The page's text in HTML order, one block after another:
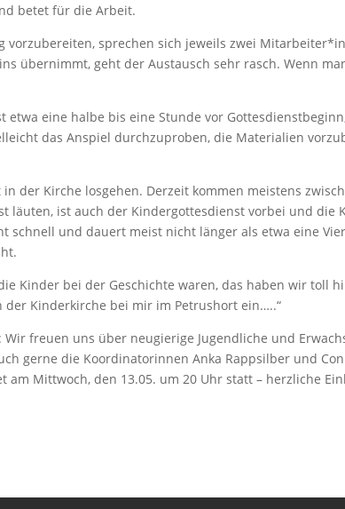
betet für die Arbeit.
vorzubereiten, sprechen sich jeweils zwei
übernimmt, geht der Austausch sehr rasch. Wenn
eine halbe bis eine Stunde vor
das Anspiel durchzuproben, die Materialien
der Kirche losgehen. Derzeit kommen meistens
läuten, ist auch der Kindergottesdienst vorbei und
schnell und dauert meist nicht länger als etwa eine
Kinder bei der Geschichte waren, das haben wir toll
Kinderkirche bei mir im Petrushort ein…..“
freuen uns über neugierige Jugendliche und
gerne die Koordinatorinnen Anka Rappsilber und
Mittwoch, den 13.05. um 20 Uhr statt – herzliche